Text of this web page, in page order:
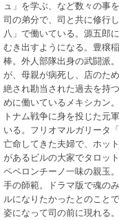
ュ」を学ぶ、など数々の事
司の弟分で、司と共に修行
八」で働いている。源五郎
むき出すようになる。豊穣
棒。外人部隊出身の武闘派
が、母親が病死し、店のた
絶され勘当された過去を持
めに働いているメキシカン
トナム戦争に身を投じた元
いる。フリオマルガリータ
亡命してきた夫婦で、ホッ
があるビルの大家でタロッ
ペペロンチーノ一味の親玉
手の師範。ドラマ版で魂の
ルになりたかったとのこと
姿になって司の前に現れる